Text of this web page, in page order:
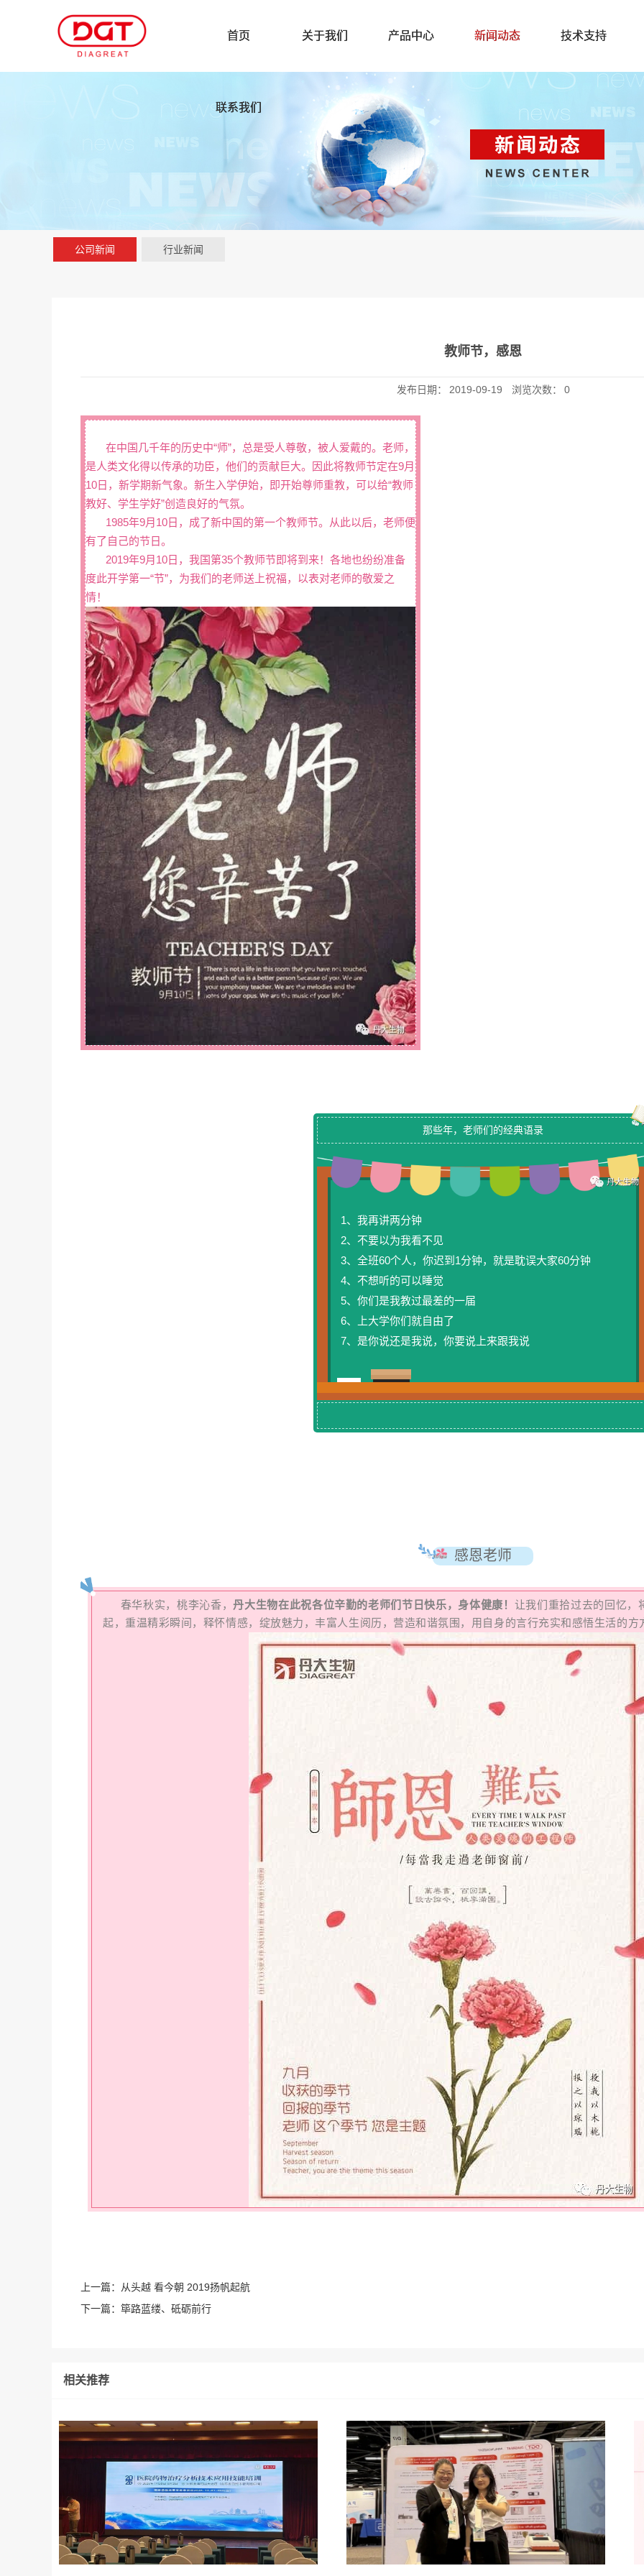
首页 关于我们 产品中心 新闻动态 技术支持
联系我们
公司新闻 行业新闻
教师节，感恩
发布日期： 2019-09-19 浏览次数： 0
在中国几千年的历史中“师”，总是受人尊敬，被人爱戴的。老师，
是人类文化得以传承的功臣，他们的贡献巨大。因此将教师节定在9月
10日，新学期新气象。新生入学伊始，即开始尊师重教，可以给“教师
教好、学生学好”创造良好的气氛。
1985年9月10日，成了新中国的第一个教师节。从此以后，老师便
有了自己的节日。
2019年9月10日，我国第35个教师节即将到来！各地也纷纷准备
度此开学第一“节”，为我们的老师送上祝福，以表对老师的敬爱之
情！
那些年，老师们的经典语录
1、我再讲两分钟
2、不要以为我看不见
3、全班60个人，你迟到1分钟，就是耽误大家60分钟
4、不想听的可以睡觉
5、你们是我教过最差的一届
6、上大学你们就自由了
7、是你说还是我说，你要说上来跟我说
感恩老师
春华秋实，桃李沁香，丹大生物在此祝各位辛勤的老师们节日快乐，身体健康！ 让我们重拾过去的回忆，
起，重温精彩瞬间，释怀情感，绽放魅力，丰富人生阅历，营造和谐氛围，用自身的言行充实和感悟生活的方
上一篇：
从头越 看今朝 2019扬帆起航
下一篇： 筚路蓝缕、砥砺前行
相关推荐